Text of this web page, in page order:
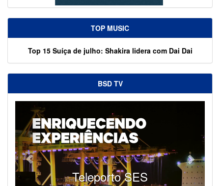
TOP MUSIC
Top 15 Suíça de julho: Shakira lidera com Dai Dai
BSD TV
Teleporto SES